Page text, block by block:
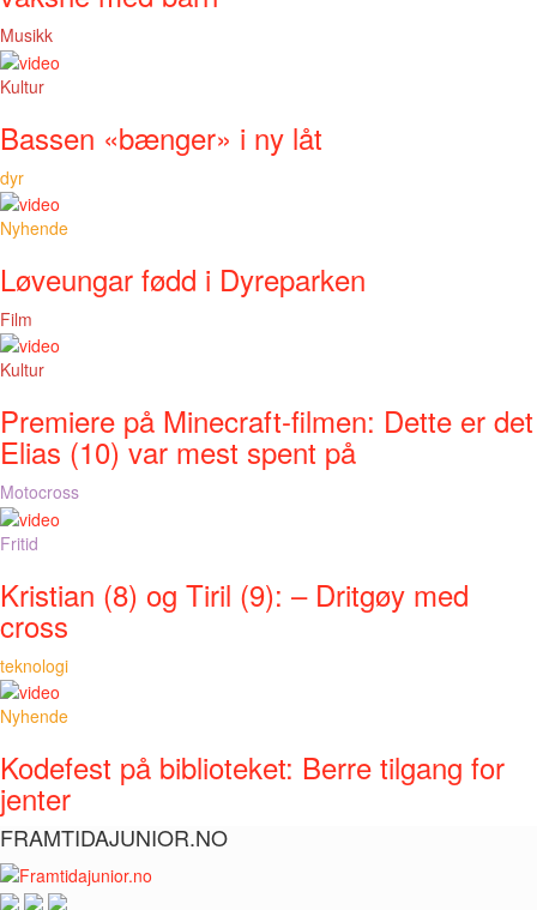
Musikk
Kultur
Bassen «bænger» i ny låt
dyr
Nyhende
Løveungar fødd i Dyreparken
Film
Kultur
Premiere på Minecraft-filmen: Dette er det
Elias (10) var mest spent på
Motocross
Fritid
Kristian (8) og Tiril (9): – Dritgøy med
cross
teknologi
Nyhende
Kodefest på biblioteket: Berre tilgang for
jenter
FRAMTIDAJUNIOR.NO